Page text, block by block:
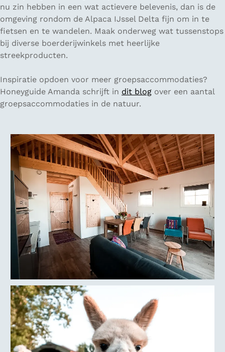
nu zin hebben in een wat actievere belevenis, dan is de
omgeving rondom de Alpaca IJssel Delta fijn om in te
fietsen en te wandelen. Maak onderweg wat tussenstops
bij diverse boerderijwinkels met heerlijke
streekproducten.
Inspiratie opdoen voor meer groepsaccommodaties?
Honeyguide Amanda schrijft in dit blog over een aantal
groepsaccommodaties in de natuur.